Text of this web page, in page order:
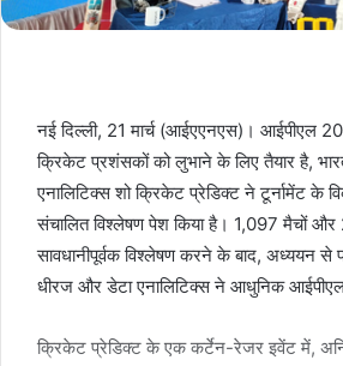
नई दिल्ली, 21 मार्च (आईएएनएस)। आईपीएल
क्रिकेट प्रशंसकों को लुभाने के लिए तैयार है,
एनालिटिक्स शो क्रिकेट प्रेडिक्ट ने टूर्नामेंट के
संचालित विश्लेषण पेश किया है। 1,097 मैचों
सावधानीपूर्वक विश्लेषण करने के बाद, अध्ययन से
धीरज और डेटा एनालिटिक्स ने आधुनिक
क्रिकेट प्रेडिक्ट के एक कर्टेन-रेजर इवेंट में,